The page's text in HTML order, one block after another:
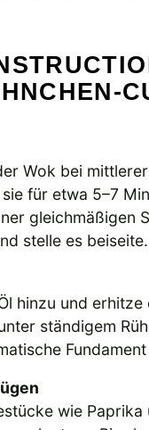
Wok bei
für etwa 5–7
stelle es beiseite.
hinzu und
ständigem
wie